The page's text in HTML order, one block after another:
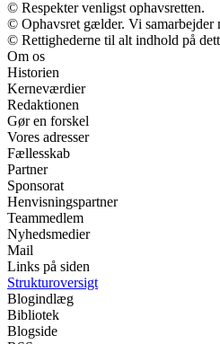
© Respekter venligst ophavsretten.
© Ophavsret gælder. Vi samarbejder
© Rettighederne til alt indhold på
Om os
Historien
Kerneværdier
Redaktionen
Gør en forskel
Vores adresser
Fællesskab
Partner
Sponsorat
Henvisningspartner
Teammedlem
Nyhedsmedier
Mail
Links på siden
Strukturoversigt
Blogindlæg
Bibliotek
Blogside